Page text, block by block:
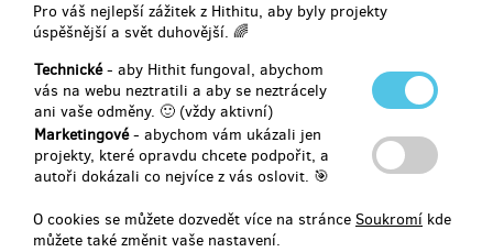
Pro váš nejlepší zážitek z Hithitu, aby byly projekty
úspěšnější a svět duhovější. 🌈
Technické- aby Hithit fungoval, abychom
vás na webu neztratili a aby se neztrácely
ani vaše odměny. 🙂 (vždy aktivní)
Marketingové- abychom vám ukázali jen
projekty, které opravdu chcete podpořit, a
autoři dokázali co nejvíce z vás oslovit. 🎯
O cookies se můžete dozvedět více na stránce Soukromí kde
můžete také změnit vaše nastavení.
Vyberte si odměnu za váš příspěvek
Bublifuk domů!